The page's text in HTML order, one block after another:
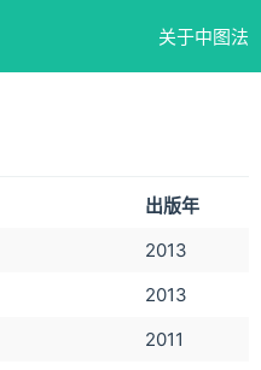
关于中图法
出版年
2013
2013
2011